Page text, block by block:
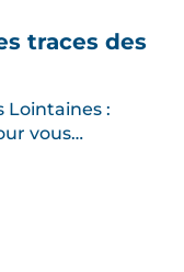
traces des
Lointaines :
vous…